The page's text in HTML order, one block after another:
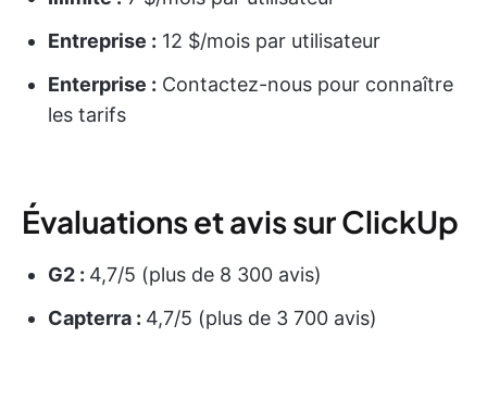
Entreprise : 12 $/mois par utilisateur
Enterprise : Contactez-nous pour connaître
les tarifs
Évaluations et avis sur ClickUp
G2 : 4,7/5 (plus de 8 300 avis)
Capterra : 4,7/5 (plus de 3 700 avis)